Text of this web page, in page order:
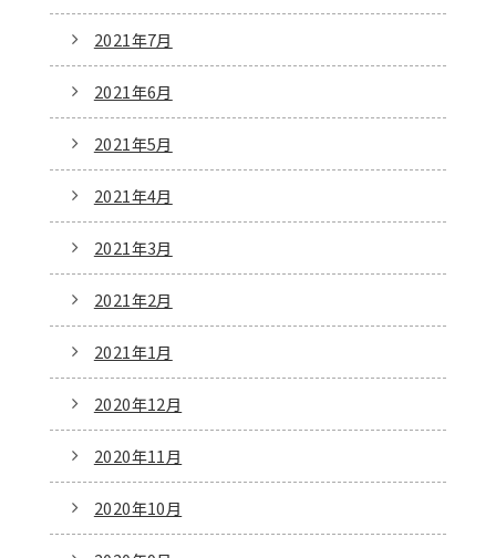
2021年7月
2021年6月
2021年5月
2021年4月
2021年3月
2021年2月
2021年1月
2020年12月
2020年11月
2020年10月